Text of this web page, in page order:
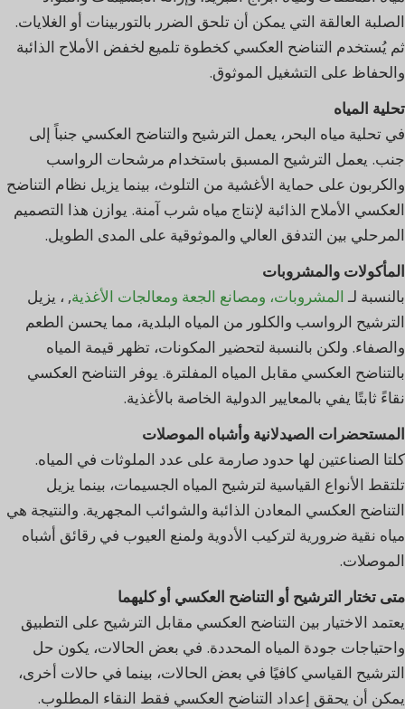
الصلبة العالقة التي يمكن أن تلحق الضرر بالتوربينات أو الغلايات.
ثم يُستخدم التناضح العكسي كخطوة تلميع لخفض الأملاح الذائبة
والحفاظ على التشغيل الموثوق.
تحلية المياه
في تحلية مياه البحر، يعمل الترشيح والتناضح العكسي جنباً إلى
جنب. يعمل الترشيح المسبق باستخدام مرشحات الرواسب
والكربون على حماية الأغشية من التلوث، بينما يزيل نظام التناضح
العكسي الأملاح الذائبة لإنتاج مياه شرب آمنة. يوازن هذا التصميم
المرحلي بين التدفق العالي والموثوقية على المدى الطويل.
المأكولات والمشروبات
بالنسبة لـ المشروبات، ومصانع الجعة ومعالجات الأغذية, ، يزيل
الترشيح الرواسب والكلور من المياه البلدية، مما يحسن الطعم
والصفاء. ولكن بالنسبة لتحضير المكونات، تظهر قيمة المياه
بالتناضح العكسي مقابل المياه المفلترة. يوفر التناضح العكسي
نقاءً ثابتًا يفي بالمعايير الدولية الخاصة بالأغذية.
المستحضرات الصيدلانية وأشباه الموصلات
كلتا الصناعتين لها حدود صارمة على عدد الملوثات في المياه.
تلتقط الأنواع القياسية لترشيح المياه الجسيمات، بينما يزيل
التناضح العكسي المعادن الذائبة والشوائب المجهرية. والنتيجة هي
مياه نقية ضرورية لتركيب الأدوية ولمنع العيوب في رقائق أشباه
الموصلات.
متى تختار الترشيح أو التناضح العكسي أو كليهما
يعتمد الاختيار بين التناضح العكسي مقابل الترشيح على التطبيق
واحتياجات جودة المياه المحددة. في بعض الحالات، يكون حل
الترشيح القياسي كافيًا في بعض الحالات، بينما في حالات أخرى،
يمكن أن يحقق إعداد التناضح العكسي فقط النقاء المطلوب.